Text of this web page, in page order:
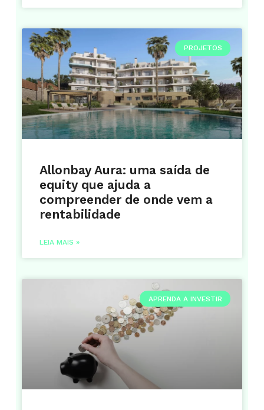
PROJETOS
Allonbay Aura: uma saída de
equity que ajuda a
compreender de onde vem a
rentabilidade
LEIA MAIS »
APRENDA A INVESTIR